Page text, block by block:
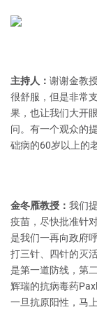
主持人： 谢谢金教
很舒服，但是非常
果，也让我们大开
问。有一个观众的
础病的60岁以上的
金冬雁教授： 我们
疫苗，尽快批准针
是我们一再向政府
打三针、四针的灭
是第一道防线，第
辉瑞的抗病毒药
一旦抗原阳性，马